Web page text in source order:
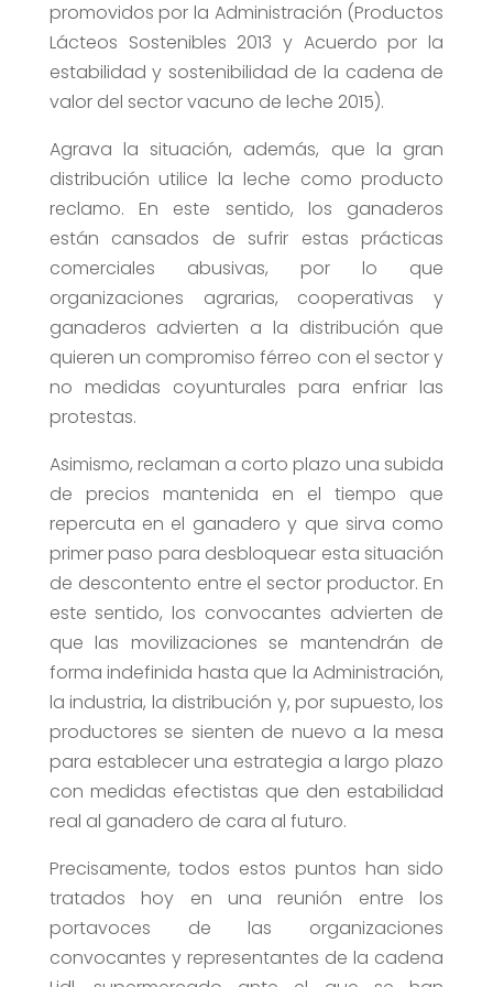
promovidos por la Administración (Productos
Lácteos Sostenibles 2013 y Acuerdo por la
estabilidad y sostenibilidad de la cadena de
valor del sector vacuno de leche 2015).
Agrava la situación, además, que la gran
distribución utilice la leche como producto
reclamo. En este sentido, los ganaderos
están cansados de sufrir estas prácticas
comerciales abusivas, por lo que
organizaciones agrarias, cooperativas y
ganaderos advierten a la distribución que
quieren un compromiso férreo con el sector y
no medidas coyunturales para enfriar las
protestas.
Asimismo, reclaman a corto plazo una subida
de precios mantenida en el tiempo que
repercuta en el ganadero y que sirva como
primer paso para desbloquear esta situación
de descontento entre el sector productor. En
este sentido, los convocantes advierten de
que las movilizaciones se mantendrán de
forma indefinida hasta que la Administración,
la industria, la distribución y, por supuesto, los
productores se sienten de nuevo a la mesa
para establecer una estrategia a largo plazo
con medidas efectistas que den estabilidad
real al ganadero de cara al futuro.
Precisamente, todos estos puntos han sido
tratados hoy en una reunión entre los
portavoces de las organizaciones
convocantes y representantes de la cadena